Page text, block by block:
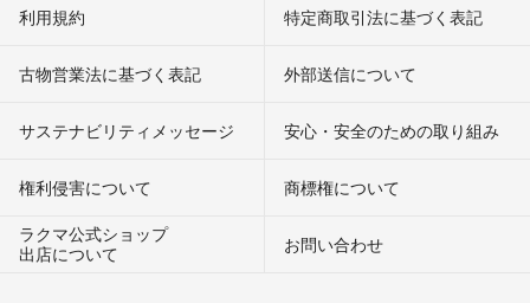
利用規約 特定商取引法に基づく表記
古物営業法に基づく表記 外部送信について
サステナビリティメッセージ 安心・安全のための取り組み
権利侵害について
商標権について
ラクマ公式ショップ
出店について
お問い合わせ